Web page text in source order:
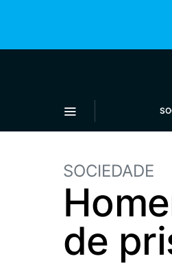
SOCIEDADE
de